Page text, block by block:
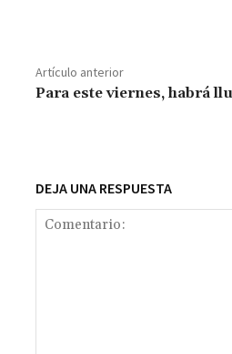
o
o
sA
p
Artículo anterior
Para este viernes, habrá
DEJA UNA RESPUESTA